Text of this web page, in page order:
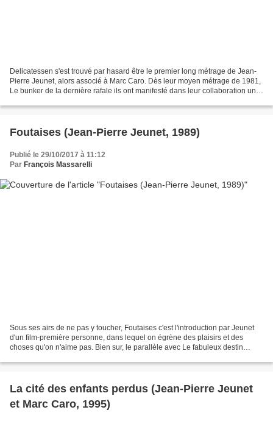
Delicatessen s'est trouvé par hasard être le premier long métrage de Jean-
Pierre Jeunet, alors associé à Marc Caro. Dès leur moyen métrage de 1981,
Le bunker de la dernière rafale ils ont manifesté dans leur collaboration un
Foutaises (Jean-Pierre Jeunet, 1989)
Publié le 29/10/2017 à 11:12
Par François Massarelli
Sous ses airs de ne pas y toucher, Foutaises c'est l'introduction par Jeunet
d'un film-première personne, dans lequel on égrène des plaisirs et des
choses qu'on n'aime pas. Bien sur, le parallèle avec Le fabuleux destin
La cité des enfants perdus (Jean-Pierre Jeunet
et Marc Caro, 1995)